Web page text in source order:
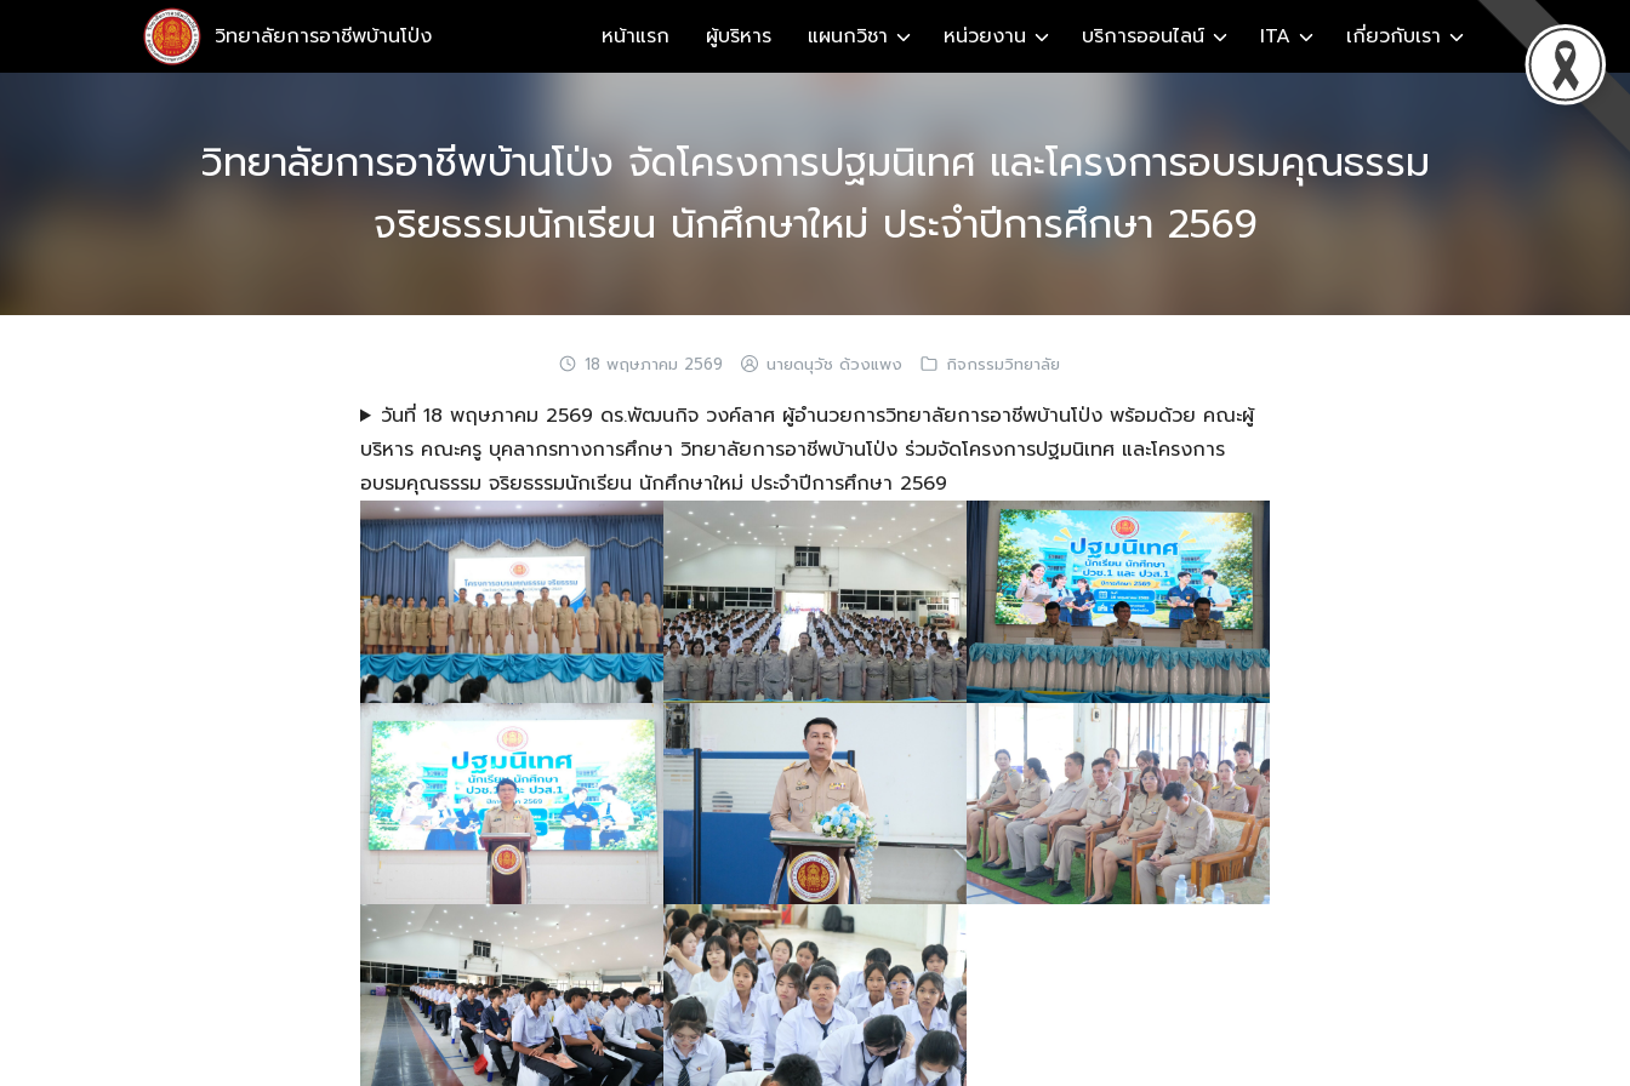
content
วิทยาลัยการอาชีพบ้านโป่ง หน้าแรก ผู้บริหาร แผนกวิชา หน่วยงาน บริการออนไลน์ ITA เกี่ยวกับเรา
Search
for:
Search
วิทยาลัยการอาชีพบ้านโป่ง จัดโครงการปฐมนิเทศ และโครงการอบรมคุณธรรม
จริยธรรมนักเรียน นักศึกษาใหม่ ประจำปีการศึกษา 2569
18 พฤษภาคม 2569 นายดนุวัช ด้วงแพง กิจกรรมวิทยาลัย
วันที่ 18 พฤษภาคม 2569 ดร.พัฒนกิจ วงค์ลาศ ผู้อำนวยการวิทยาลัยการอาชีพบ้านโป่ง พร้อมด้วย คณะผู้
บริหาร คณะครู บุคลากรทางการศึกษา วิทยาลัยการอาชีพบ้านโป่ง ร่วมจัดโครงการปฐมนิเทศ และโครงการ
อบรมคุณธรรม จริยธรรมนักเรียน นักศึกษาใหม่ ประจำปีการศึกษา 2569